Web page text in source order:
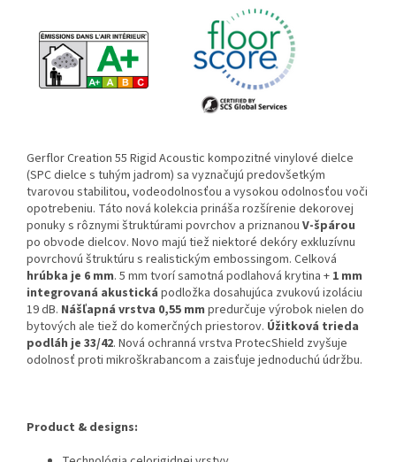
Gerflor Creation 55 Rigid Acoustic kompozitné vinylové dielce
(SPC dielce s tuhým jadrom) sa vyznačujú predovšetkým
tvarovou stabilitou, vodeodolnosťou a vysokou odolnosťou voči
opotrebeniu. Táto nová kolekcia prináša rozšírenie dekorovej
ponuky s rôznymi štruktúrami povrchov a priznanou V-špárou
po obvode dielcov. Novo majú tiež niektoré dekóry exkluzívnu
povrchovú štruktúru s realistickým embossingom. Celková
hrúbka je 6 mm. 5 mm tvorí samotná podlahová krytina + 1 mm
integrovaná akustická podložka dosahujúca zvukovú izoláciu
19 dB. Nášľapná vrstva 0,55 mm predurčuje výrobok nielen do
bytových ale tiež do komerčných priestorov. Úžitková trieda
podláh je 33/42. Nová ochranná vrstva ProtecShield zvyšuje
odolnosť proti mikroškrabancom a zaisťuje jednoduchú údržbu.
Product & designs: